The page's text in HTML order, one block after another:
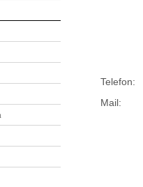
Telefon:
Mail: